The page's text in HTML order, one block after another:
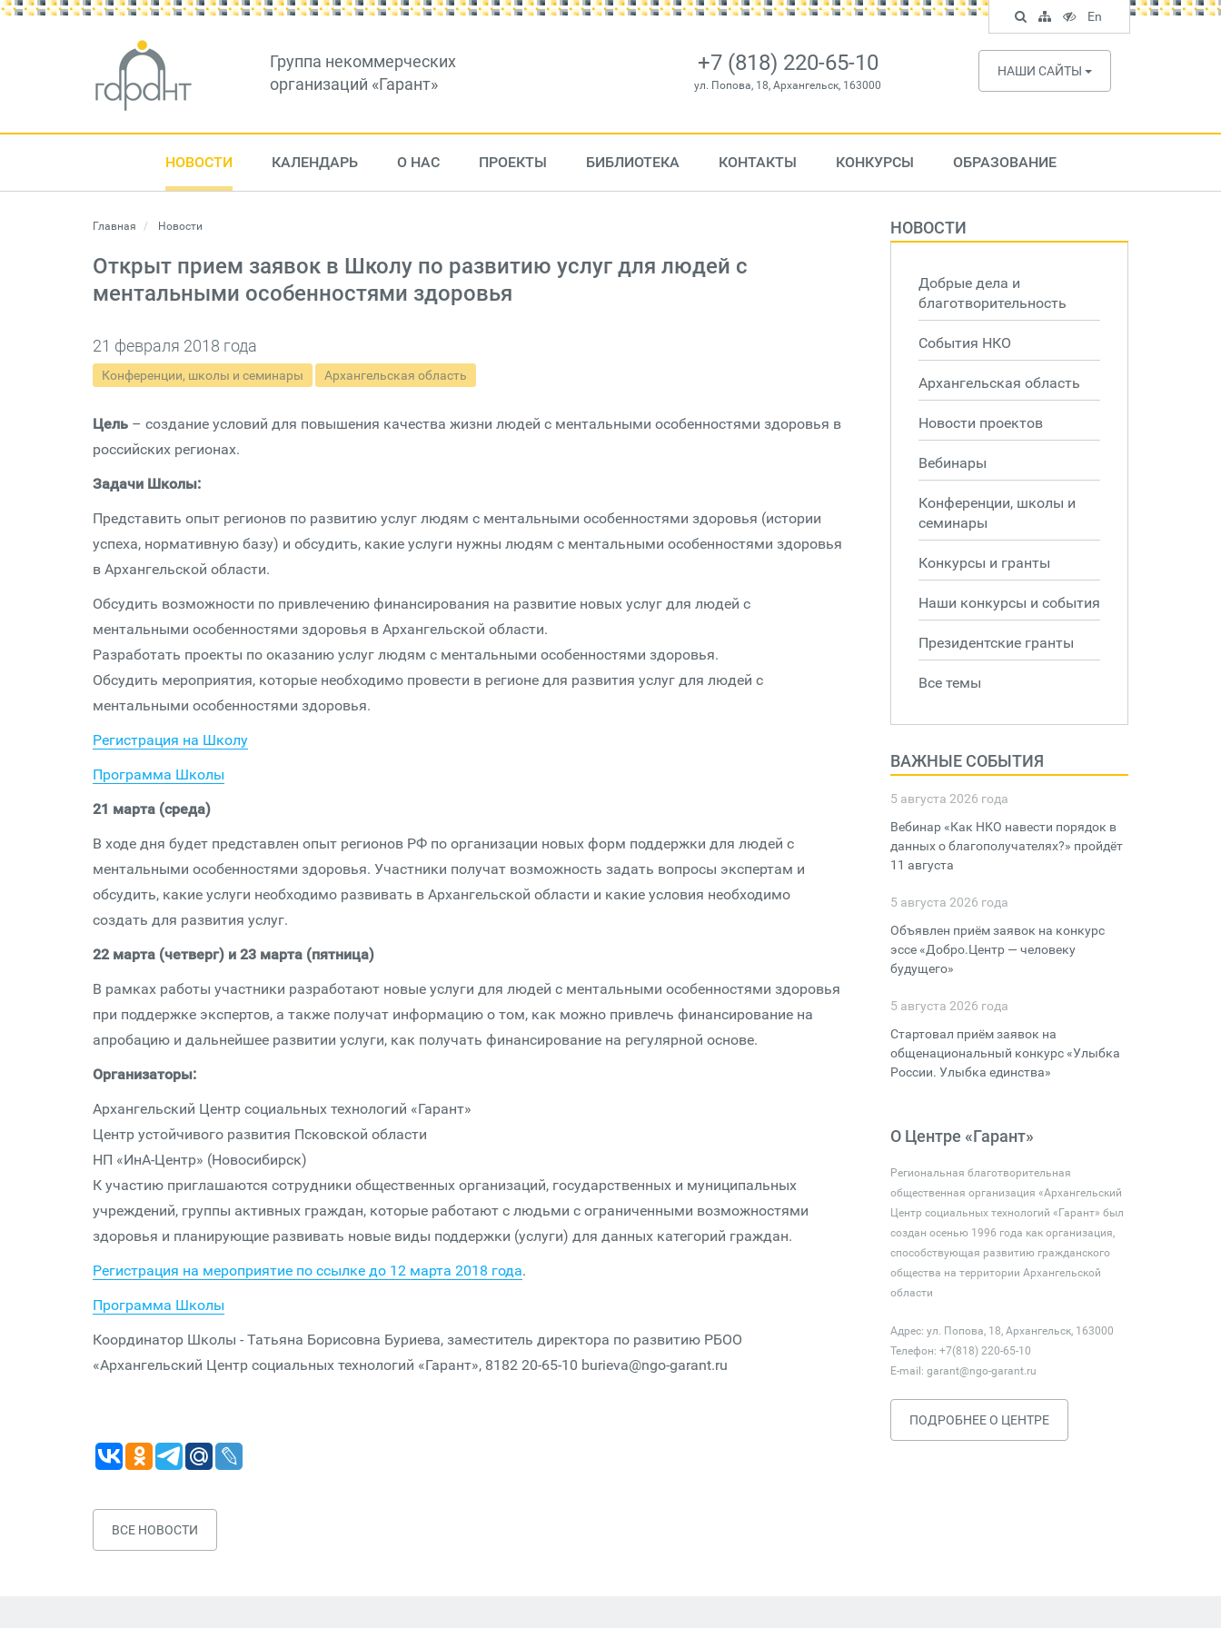
Группа некоммерческих
организаций «Гарант»
+7 (818) 220-65-10
ул. Попова, 18, Архангельск, 163000
НАШИ САЙТЫ
НОВОСТИ КАЛЕНДАРЬ О НАС ПРОЕКТЫ БИБЛИОТЕКА КОНТАКТЫ КОНКУРСЫ ОБРАЗОВАНИЕ
Главная Новости
Открыт прием заявок в Школу по развитию услуг для людей с
ментальными особенностями здоровья
21 февраля 2018 года
Конференции, школы и семинары Архангельская область
Цель – создание условий для повышения качества жизни людей с ментальными особенностями здоровья в
российских регионах.
Задачи Школы:
Представить опыт регионов по развитию услуг людям с ментальными особенностями здоровья (истории
успеха, нормативную базу) и обсудить, какие услуги нужны людям с ментальными особенностями здоровья
в Архангельской области.
Обсудить возможности по привлечению финансирования на развитие новых услуг для людей с
ментальными особенностями здоровья в Архангельской области.
Разработать проекты по оказанию услуг людям с ментальными особенностями здоровья.
Обсудить мероприятия, которые необходимо провести в регионе для развития услуг для людей с
ментальными особенностями здоровья.
Регистрация на Школу
Программа Школы
21 марта (среда)
В ходе дня будет представлен опыт регионов РФ по организации новых форм поддержки для людей с
ментальными особенностями здоровья. Участники получат возможность задать вопросы экспертам и
обсудить, какие услуги необходимо развивать в Архангельской области и какие условия необходимо
создать для развития услуг.
22 марта (четверг) и 23 марта (пятница)
В рамках работы участники разработают новые услуги для людей с ментальными особенностями здоровья
при поддержке экспертов, а также получат информацию о том, как можно привлечь финансирование на
апробацию и дальнейшее развитии услуги, как получать финансирование на регулярной основе.
Организаторы:
Архангельский Центр социальных технологий «Гарант»
Центр устойчивого развития Псковской области
НП «ИнА-Центр» (Новосибирск)
К участию приглашаются сотрудники общественных организаций, государственных и муниципальных
учреждений, группы активных граждан, которые работают с людьми с ограниченными возможностями
здоровья и планирующие развивать новые виды поддержки (услуги) для данных категорий граждан.
Регистрация на мероприятие по ссылке до 12 марта 2018 года.
Программа Школы
Координатор Школы - Татьяна Борисовна Буриева, заместитель директора по развитию РБОО
«Архангельский Центр социальных технологий «Гарант», 8182 20-65-10 burieva@ngo-garant.ru
ВСЕ НОВОСТИ
НОВОСТИ
Добрые дела и
благотворительность
События НКО
Архангельская область
Новости проектов
Вебинары
Конференции, школы и
семинары
Конкурсы и гранты
Наши конкурсы и события
Президентские гранты
Все темы
ВАЖНЫЕ СОБЫТИЯ
5 августа 2026 года
Вебинар «Как НКО навести порядок в
данных о благополучателях?» пройдёт
11 августа
5 августа 2026 года
Объявлен приём заявок на конкурс
эссе «Добро.Центр — человеку
будущего»
5 августа 2026 года
Стартовал приём заявок на
общенациональный конкурс «Улыбка
России. Улыбка единства»
О Центре «Гарант»
Региональная благотворительная
общественная организация «Архангельский
Центр социальных технологий «Гарант» был
создан осенью 1996 года как организация,
способствующая развитию гражданского
общества на территории Архангельской
области
Адрес: ул. Попова, 18, Архангельск, 163000
Телефон: +7(818) 220-65-10
E-mail: garant@ngo-garant.ru
ПОДРОБНЕЕ О ЦЕНТРЕ
Поиск
по
сайту
Карта
сайта
Версия
для
слабовидящих
En
English